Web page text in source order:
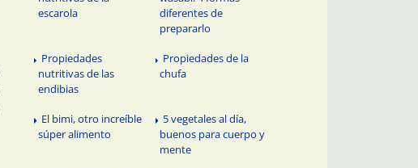
escarola
diferentes de
prepararlo
Propiedades
nutritivas de las
endibias
Propiedades de la
chufa
El bimi, otro increíble
súper alimento
5 vegetales al día,
buenos para cuerpo y
mente